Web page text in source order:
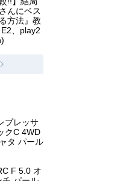
んにベス
方法』教
、play2
プレッサ
クC 4WD
タ パール
F 5.0 オ